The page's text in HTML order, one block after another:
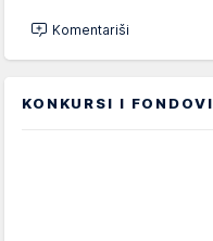
Komentariši
KONKURSI I FONDOVI